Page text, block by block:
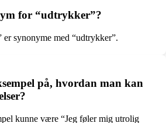
for “udtrykker”?
er synonyme med “udtrykker”.
på, hvordan man kan
kunne være “Jeg føler mig utrolig